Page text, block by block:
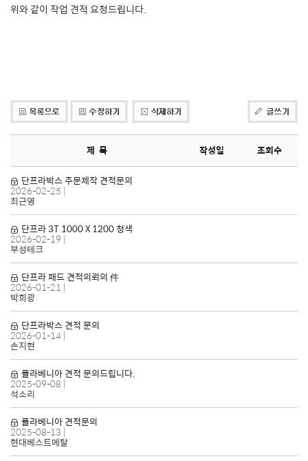
위와 같이 작업 견적 요청드립니다.
제 목 작성일 조회수
단프라박스 주문제작 견적문의
2026-02-25 |
최근영
단프라 3T 1000 X 1200 청색
2026-02-19 |
부성테크
단프라 패드 견적의뢰의 件
2026-01-21 |
박희광
단프라박스 견적 문의
2026-01-14|
손지현
플라베니아 견적 문의드립니다.
2025-09-08 |
석소리
플라베니아 견적문의
2025-08-13 |
현대베스트메탈